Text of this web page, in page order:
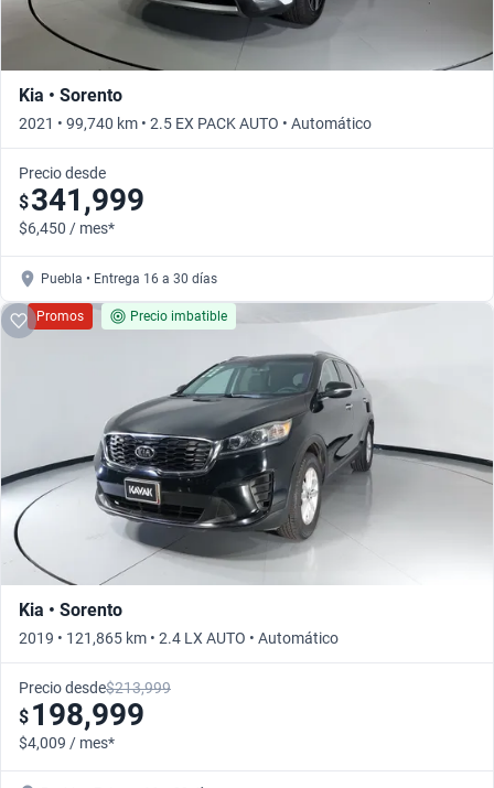
Kia • Sorento
2021 • 99,740 km • 2.5 EX PACK AUTO • Automático
Precio desde
$341,999
$6,450 / mes*
Puebla • Entrega 16 a 30 días
Promos Precio imbatible
Kia • Sorento
2019 • 121,865 km • 2.4 LX AUTO • Automático
Precio desde$213,999
$ 198,999
$4,009 / mes*